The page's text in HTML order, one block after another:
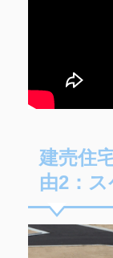
建売住
由2：